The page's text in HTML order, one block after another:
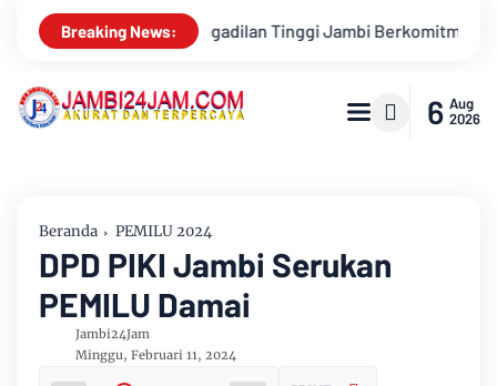
Breaking News:
Berkomitmen Perkuat Sinergitas Penegakan Hukum
6 Aug
2026
Beranda PEMILU 2024
DPD PIKI Jambi Serukan
PEMILU Damai
Jambi24Jam
Minggu, Februari 11, 2024